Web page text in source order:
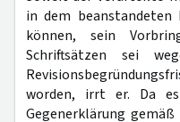
in dem beanstandeten
können, sein
Schriftsätzen sei
worden, irrt er. Da
Gegenerklärung gemäß